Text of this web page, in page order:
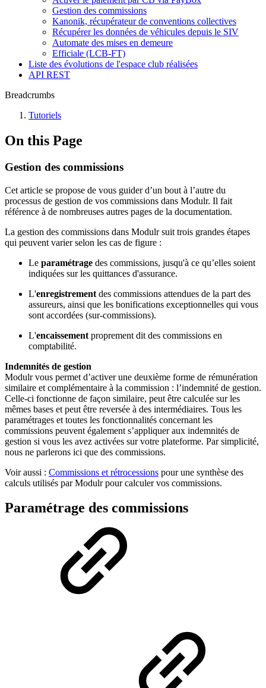
Gestion des commissions
Kanonik, récupérateur de conventions collectives
Récupérer les données de véhicules depuis le SIV
Automate des mises en demeure
Efficiale (LCB-FT)
Liste des évolutions de l'espace club réalisées
API REST
Breadcrumbs
Tutoriels
On this Page
Gestion des commissions
Cet article se propose de vous guider d’un bout à l’autre du
processus de gestion de vos commissions dans Modulr. Il fait
référence à de nombreuses autres pages de la documentation.
La gestion des commissions dans Modulr suit trois grandes étapes
qui peuvent varier selon les cas de figure :
Le paramétrage des commissions, jusqu'à ce qu’elles soient
indiquées sur les quittances d'assurance.
L'enregistrement des commissions attendues de la part des
assureurs, ainsi que les bonifications exceptionnelles qui vous
sont accordées (sur-commissions).
L'encaissement proprement dit des commissions en
comptabilité.
Indemnités de gestion
Modulr vous permet d’activer une deuxième forme de rémunération
similaire et complémentaire à la commission : l’indemnité de gestion.
Celle-ci fonctionne de façon similaire, peut être calculée sur les
mêmes bases et peut être reversée à des intermédiaires. Tous les
paramétrages et toutes les fonctionnalités concernant les
commissions peuvent également s’appliquer aux indemnités de
gestion si vous les avez activées sur votre plateforme. Par simplicité,
nous ne parlerons ici que des commissions.
Voir aussi : Commissions et rétrocessions pour une synthèse des
calculs utilisés par Modulr pour calculer vos commissions.
Paramétrage des commissions